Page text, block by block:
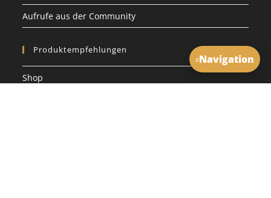
Aufrufe aus der Community
Produktempfehlungen
Shop
≡Navigation